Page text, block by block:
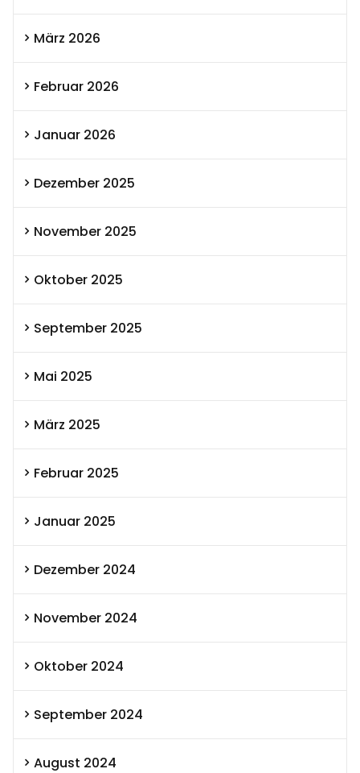
März 2026
Februar 2026
Januar 2026
Dezember 2025
November 2025
Oktober 2025
September 2025
Mai 2025
März 2025
Februar 2025
Januar 2025
Dezember 2024
November 2024
Oktober 2024
September 2024
August 2024